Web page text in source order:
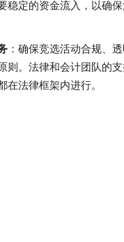
稳定的资金流入，以确
：确保竞选活动合规、
则。法律和会计团队的
在法律框架内进行。